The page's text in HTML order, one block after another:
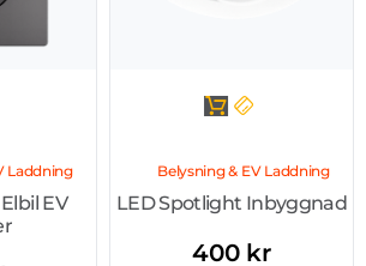
Laddning
EV
Belysning & EV Laddning
LED Spotlight Inbyggnad
400 kr